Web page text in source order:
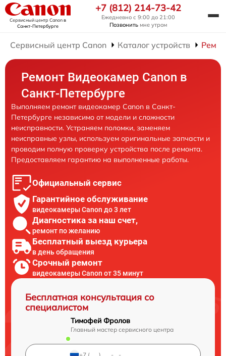
Сервисный центр Canonв
Санкт-Петербурге
+7 (812) 214-73-42
Ежедневно с 9:00 до 21:00
Позвонить мне утром
Сервисный центр Canon Каталог устройств
Ремонт Видеокамер Canon в
Санкт-Петербурге
Выполняем ремонт видеокамер Canon в Санкт-
Петербурге независимо от модели и сложности
неисправности. Устраняем поломки, заменяем
неисправные узлы, используем оригинальные запчасти и
проводим полную проверку устройства после ремонта.
Предоставляем гарантию на выполненные работы.
Официальный сервис
Гарантийное обслуживание
видеокамеры Canon до 3 лет
Диагностика за наш счет,
ремонт по желанию
Бесплатный выезд курьера
в день обращения
Срочный ремонт
видеокамеры Canon от 35 минут
Бесплатная консультация со
специалистом
Тимофей Фролов
Главный мастер сервисного центра